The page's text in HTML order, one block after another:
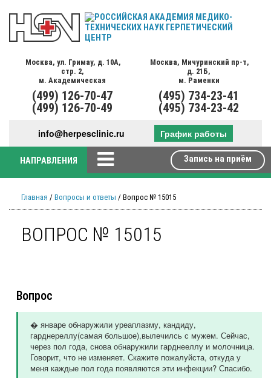
Москва, ул. Гримау, д. 10А,
стр. 2,
м. Академическая
(499) 126-70-47
(499) 126-70-49
Москва, Мичуринский пр-т,
д. 21Б,
м. Раменки
(495) 734-23-41
(495) 734-23-42
info@herpesclinic.ru График работы
НАПРАВЛЕНИЯ Запись на приём
Главная / Вопросы и ответы / Вопрос № 15015
ВОПРОС № 15015
Вопрос
� январе обнаружили уреаплазму, кандиду,
гарднереллу(самая большое),вылечилсь с мужем. Сейчас,
через пол года, снова обнаружили гарднееллу и молочница.
Говорит, что не изменяет. Скажите пожалуйста, откуда у
меня каждые пол года появляются эти инфекции? Спасибо.